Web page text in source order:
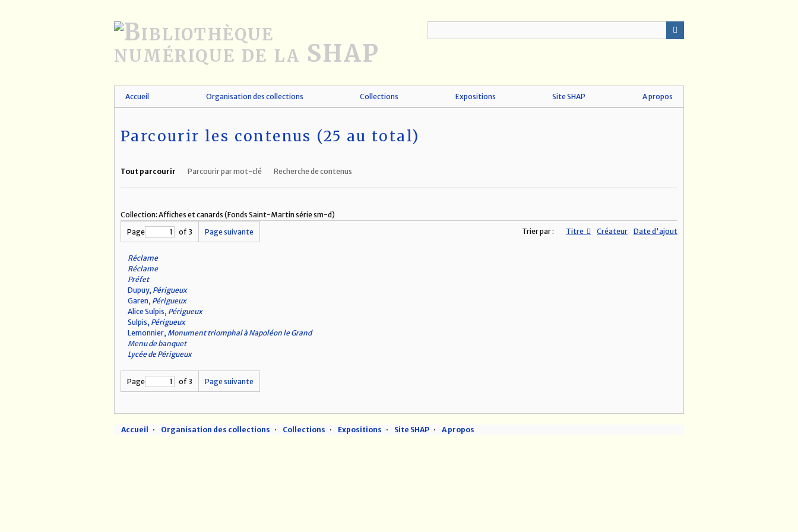
Accueil Organisation des collections Collections Expositions Site SHAP A propos
Parcourir les contenus (25 au total)
Tout parcourir Parcourir par mot-clé Recherche de contenus
Collection: Affiches et canards (Fonds Saint-Martin série sm-d)
Page
of 3 Page suivante Trier par : Titre Créateur Date d'ajout
Réclame
Réclame
Préfet
Dupuy, Périgueux
Garen, Périgueux
Alice Sulpis, Périgueux
Sulpis, Périgueux
Lemonnier, Monument triomphal à Napoléon le Grand
Menu de banquet
Lycée de Périgueux
Page of 3 Page suivante
Accueil Organisation des collections Collections Expositions Site SHAP A propos